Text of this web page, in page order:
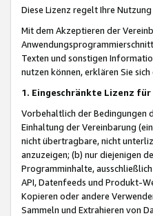
Diese Lizenz regelt Ihre
Mit dem Akzeptieren der
Texten und sonstigen
nutzen können, erklären Sie
1. Eingeschränkte Lizenz
Vorbehaltlich der Bedingungen
Einhaltung der Vereinbarung
nicht übertragbare, nicht
anzuzeigen; (b) nur diejenigen
Programminhalte,
API, Datenfeeds und Produkt-
Kopieren oder andere
Sammeln und Extrahieren von